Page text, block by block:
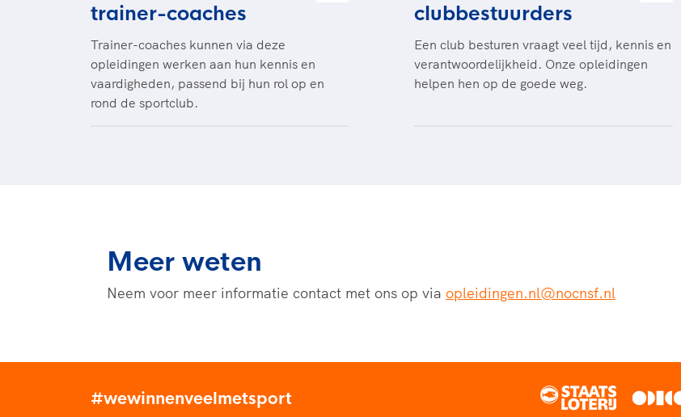
trainer-coaches
Trainer-coaches kunnen via deze
opleidingen werken aan hun kennis en
vaardigheden, passend bij hun rol op en
rond de sportclub.
clubbestuurders
Een club besturen vraagt veel tijd, kennis en
verantwoordelijkheid. Onze opleidingen
helpen hen op de goede weg.
Meer weten
Neem voor meer informatie contact met ons op via opleidingen.nl@nocnsf.nl
#wewinnenveelmetsport